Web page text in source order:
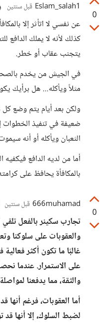
0
Eslam_salah1 قبل سنتين
عن نفسي لا اتأثر إلا
كذلك لأنه لا يملك الدافع
يتجنب عقاب أو خطر.
في الجيش من يخدم
مثلاً ويأكله... هل برأيك
ولكن بعد أيام يتم وضع
ضعيفة في تنفيذ
الثعبان ويأكله أو أنه
أما من لديه الدافع فيكفيه
بالمكافأة يحافظ على
0
666muhamad قبل سنتين
تجارب سكينر بالفعل تلقي
والعقوبات على سلوكنا
غالبًا ما تكون أكثر
على الاستمرار. عندما
والثقة، مما يدفعنا
أما العقوبات، فرغم
لضبط السلوك، إلا أنها